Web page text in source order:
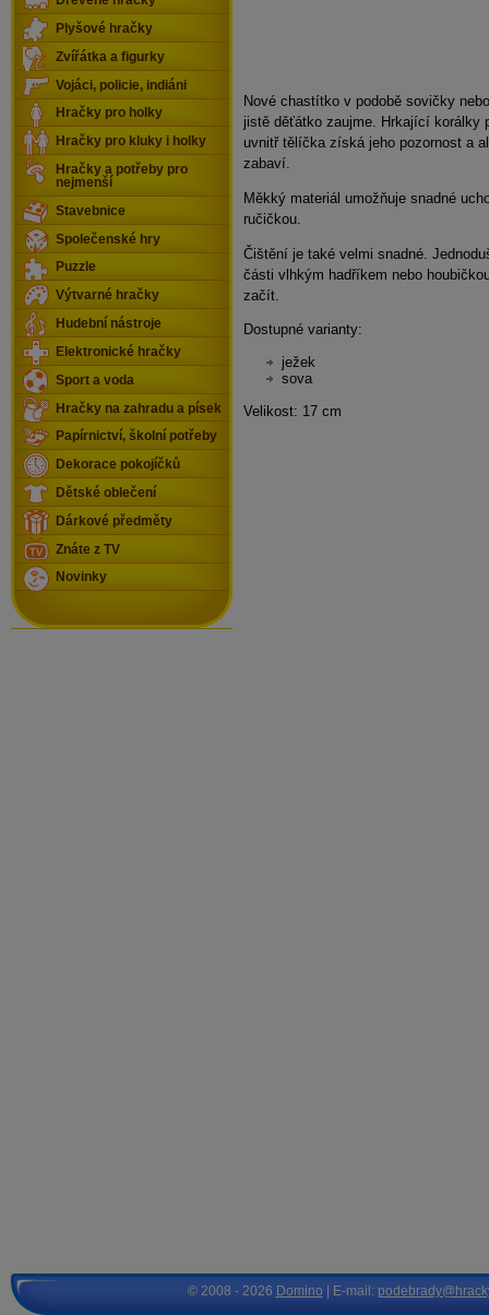
Nové chastítko v podobě sovičky
jistě děťátko zaujme. Hrkající korálky
uvnitř tělíčka získá jeho pozornost a
zabaví.
Měkký materiál umožňuje snadné
ručičkou.
Čištění je také velmi snadné.
části vlhkým hadříkem nebo
začít.
Dostupné varianty:
ježek
sova
Velikost: 17 cm
Plyšové hračky
Zvířátka a figurky
Vojáci, policie, indiáni
Hračky pro holky
Hračky pro kluky i holky
Hračky a potřeby pro
nejmenší
Stavebnice
Společenské hry
Puzzle
Výtvarné hračky
Hudební nástroje
Elektronické hračky
Sport a voda
Hračky na zahradu a písek
Papírnictví, školní potřeby
Dekorace pokojíčků
Dětské oblečení
Dárkové předměty
Znáte z TV
Novinky
© 2008 - 2026 Domino | E-mail: